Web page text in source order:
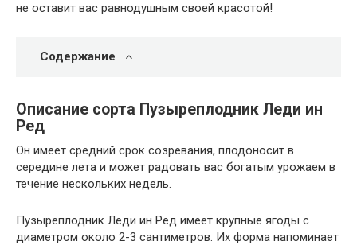
не оставит вас равнодушным своей красотой!
Содержание
Описание сорта Пузыреплодник Леди ин
Ред
Он имеет средний срок созревания, плодоносит в
середине лета и может радовать вас богатым урожаем в
течение нескольких недель.
Пузыреплодник Леди ин Ред имеет крупные ягоды с
диаметром около 2-3 сантиметров. Их форма напоминает